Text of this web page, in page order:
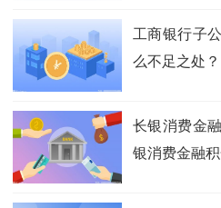
工商银行子
么不足之处？
长银消费金
银消费金融